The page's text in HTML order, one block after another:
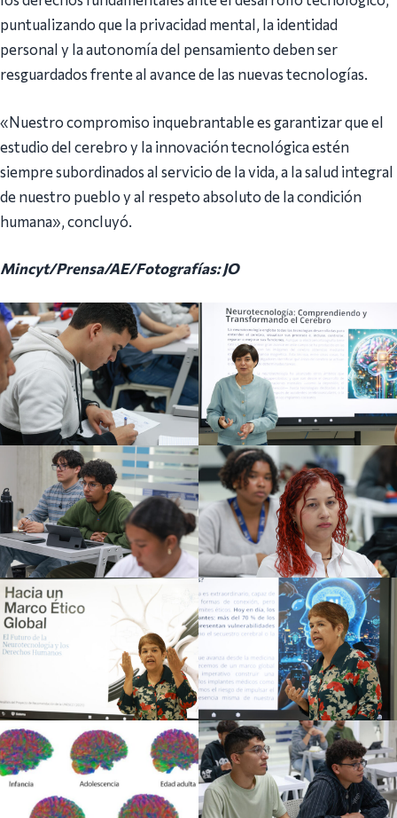
puntualizando que la privacidad mental, la identidad
personal y la autonomía del pensamiento deben ser
resguardados frente al avance de las nuevas tecnologías.
«Nuestro compromiso inquebrantable es garantizar que el
estudio del cerebro y la innovación tecnológica estén
siempre subordinados al servicio de la vida, a la salud integral
de nuestro pueblo y al respeto absoluto de la condición
humana», concluyó.
Mincyt/Prensa/AE/Fotografías: JO